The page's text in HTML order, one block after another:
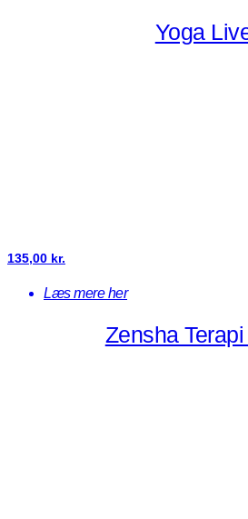
Yoga
135,00 kr.
Læs mere her
Zensha